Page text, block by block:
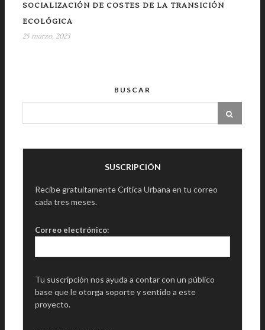
SOCIALIZACIÓN DE COSTES DE LA TRANSICIÓN
ECOLÓGICA
25 marzo, 2023
BUSCAR
SUSCRIPCIÓN
Recibe gratuitamente Crítica Urbana en tu correo
cada tres meses.
Correo electrónico:
Tu suscripción nos ayuda a contar con un público
base que le otorga soporte y sentido a este
proyecto.